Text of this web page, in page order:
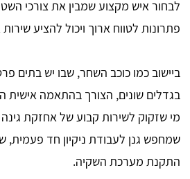
לבחור איש מקצוע שמבין את צורכי
פתרונות לטווח ארוך ויכול להציע
ביישוב כמו כוכב השחר, שבו יש בתים
בגדלים שונים, הצורך בהתאמה אישית
מי שזקוק לשירות קבוע של אחזקת
שמחפש גנן לעבודת ניקיון חד פעמית,
התקנת מערכת השקיה.